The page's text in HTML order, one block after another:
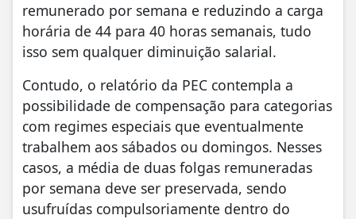
remunerado por semana e reduzindo a carga
horária de 44 para 40 horas semanais, tudo
isso sem qualquer diminuição salarial.
Contudo, o relatório da PEC contempla a
possibilidade de compensação para categorias
com regimes especiais que eventualmente
trabalhem aos sábados ou domingos. Nesses
casos, a média de duas folgas remuneradas
por semana deve ser preservada, sendo
usufruídas compulsoriamente dentro do